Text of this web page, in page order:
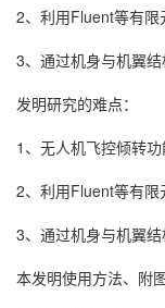
2、利用Fluent等有限
3、通过机身与机翼
发明研究的难点：
1、无人机飞控倾转功
2、利用Fluent等有限
3、通过机身与机翼
本发明使用方法、附